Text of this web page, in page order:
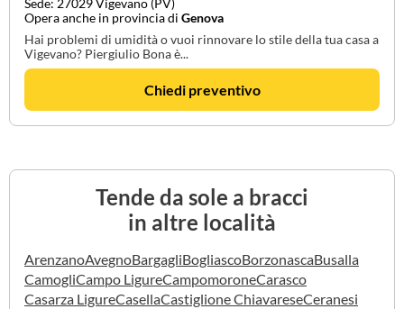
Sede: 27029 Vigevano (PV)
Opera anche in provincia di Genova
Hai problemi di umidità o vuoi rinnovare lo stile della tua casa a
Vigevano? Piergiulio Bona è...
Chiedi preventivo
Tende da sole a bracci
in altre località
ArenzanoAvegnoBargagliBogliascoBorzonascaBusalla
CamogliCampo LigureCampomoroneCarasco
Casarza LigureCasellaCastiglione ChiavareseCeranesi